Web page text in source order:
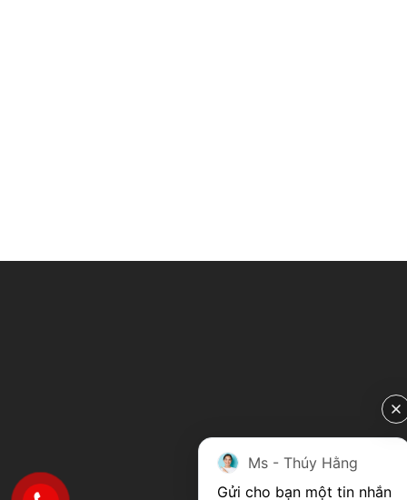
Ms - Thúy Hằng
Gửi cho bạn một tin nhắn